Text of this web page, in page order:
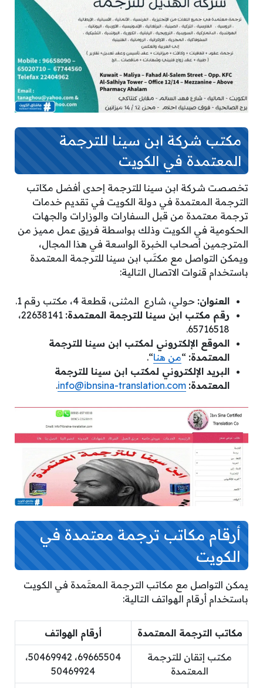
مكتب شركة ابن سينا للترجمة
المعتمدة في الكويت
تخصصت شركة ابن سينا للترجمة إحدى أفضل مكَاتب
الترجمة المعتمدة في دولة الكويت في تقديم خدمات
ترجمة معتمدة من قبل السفارات والوزارات والجهات
الحكومية في الكويت وذلك بواسطة فريق عمل مميز من
المترجمين أصحاب الخبرة الواسعة في هذا المجال،
ويمكن التواصل مع مكتَب ابن سينا للترجمة المعتمدة
باستخدام قنوات الاتصال التالية:
العنوان: حولي، شارع المثنى، قطعة 4، مكتب رقم 1.
رقم مكتب ابن سينا للترجمة المعتمدة:
22638141،
65716518.
الموقع الإلكتروني لمكتب ابن سينا للترجمة
المعتمدة: “من هنا“.
البريد الإلكتروني لمكتب ابن سينا للترجمة
المعتمدة: info@ibnsina-translation.com
.
أرقام مكاتب ترجمة معتمدة في
الكويت
يمكن التواصل مع مكاتب الترجمة المعتَمدة في الكويت
باستخدام أرقام الهواتف التالية:
مكاتب الترجمة المعتمدة أرقام الهواتف
مكتب إتقان للترجمة
المعتمدة
69665504، 50469942،
50469924